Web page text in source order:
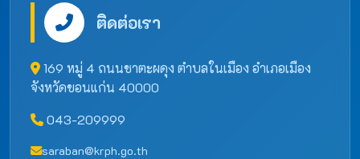
ติดต่อเรา
169 หมู่ 4 ถนนชาตะผดุง ตำบลในเมือง อำเภอเมือง
จังหวัดขอนแก่น 40000
043-209999
saraban@krph.go.th